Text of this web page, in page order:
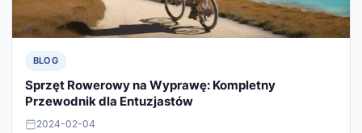
BLOG
Sprzęt Rowerowy na Wyprawę: Kompletny
Przewodnik dla Entuzjastów
2024-02-04